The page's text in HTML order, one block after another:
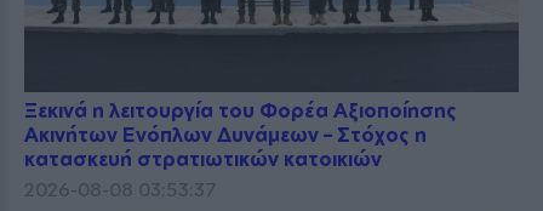
Ξεκινά η λειτουργία του Φορέα Αξιοποίησης
Ακινήτων Ενόπλων Δυνάμεων – Στόχος η
κατασκευή στρατιωτικών κατοικιών
2026-08-08 03:53:37